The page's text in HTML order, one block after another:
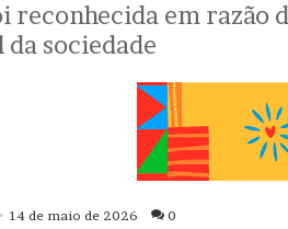
reconhecida em
sociedade
14 de maio de 2026 0